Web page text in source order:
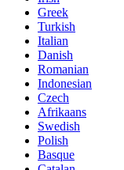
Greek
Turkish
Italian
Danish
Romanian
Indonesian
Czech
Afrikaans
Swedish
Polish
Basque